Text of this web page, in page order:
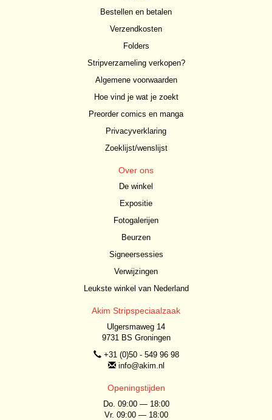
Bestellen en betalen
Verzendkosten
Folders
Stripverzameling verkopen?
Algemene voorwaarden
Hoe vind je wat je zoekt
Preorder comics en manga
Privacyverklaring
Zoeklijst/wenslijst
Over ons
De winkel
Expositie
Fotogalerijen
Beurzen
Signeersessies
Verwijzingen
Leukste winkel van Nederland
Akim Stripspeciaalzaak
Ulgersmaweg 14
9731 BS Groningen
+31 (0)50 - 549 96 98
info@akim.nl
Openingstijden
Do. 09:00 — 18:00
Vr. 09:00 — 18:00